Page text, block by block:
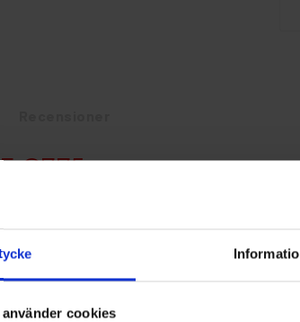
cookies
Q775
sig bättre efter ytan
mattera